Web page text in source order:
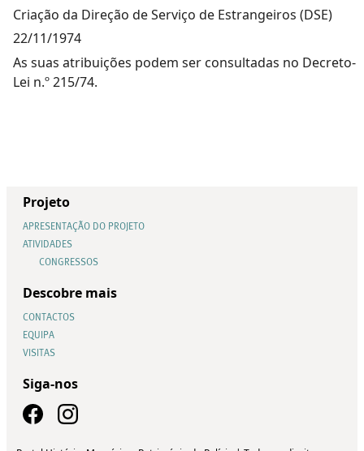
Criação da Direção de Serviço de Estrangeiros (DSE)
22/11/1974
As suas atribuições podem ser consultadas no Decreto-
Lei n.º 215/74.
Projeto
APRESENTAÇÃO DO PROJETO
ATIVIDADES
CONGRESSOS
Descobre mais
CONTACTOS
EQUIPA
VISITAS
Siga-nos